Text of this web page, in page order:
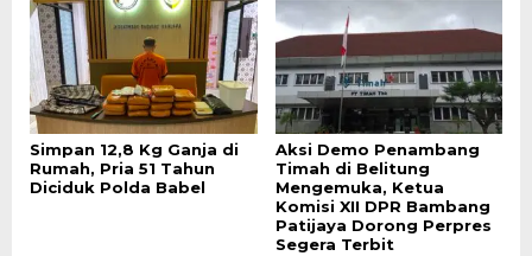
Simpan 12,8 Kg Ganja di
Rumah, Pria 51 Tahun
Diciduk Polda Babel
Aksi Demo Penambang
Timah di Belitung
Mengemuka, Ketua
Komisi XII DPR Bambang
Patijaya Dorong Perpres
Segera Terbit